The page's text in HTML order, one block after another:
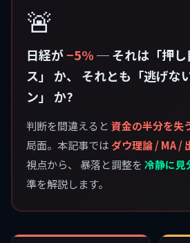
🚨
日経が−5%─ それは「押し
ス」 か、 それとも「逃げな
ン」 か?
判断を間違えると 資金の半分を失
局面。本記事ではダウ理論 / MA /
視点から、 暴落と調整を 冷静に見
準を解説します。